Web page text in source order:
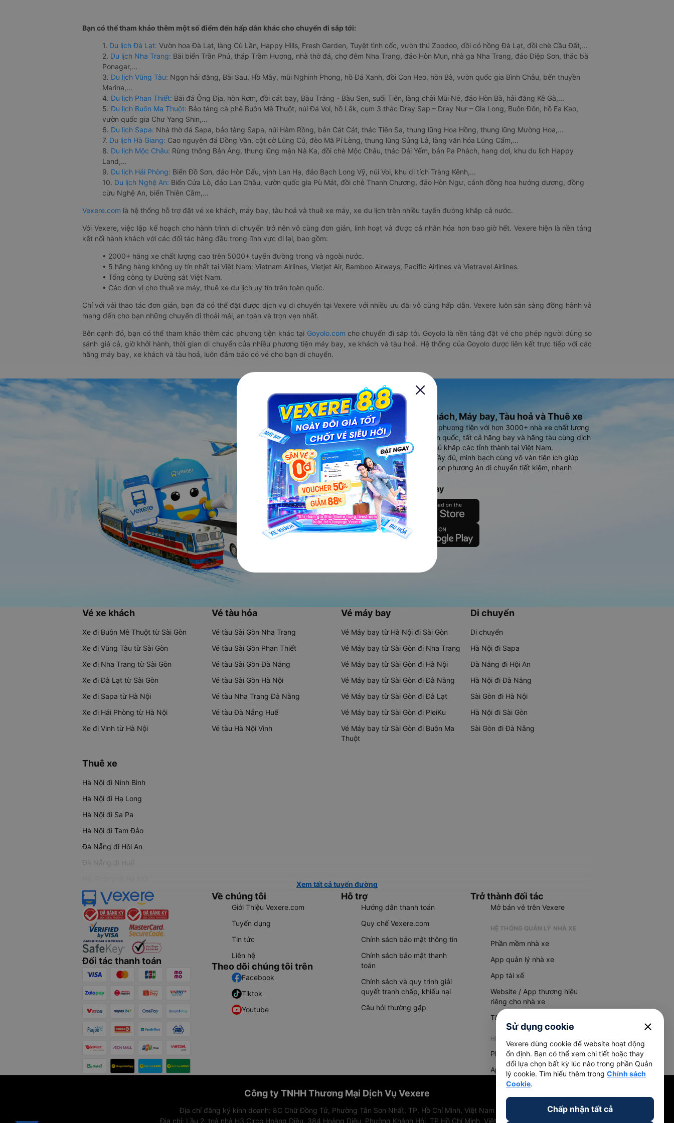
Bạn có thể tham khảo thêm một số điểm đến hấp dẫn khác cho chuyến đi sắp tới:
1. Du lịch Đà Lạt: Vườn hoa Đà Lạt, làng Cù Lần, Happy Hills, Fresh Garden, Tuyệt tình cốc, vườn thú Zoodoo, đồi cỏ hồng Đà Lạt, đồi chè Cầu Đất,...
2. Du lịch Nha Trang: Bãi biển Trần Phú, tháp Trầm Hương, nhà thờ đá, chợ đêm Nha Trang, đảo Hòn Mun, nhà ga Nha Trang, đảo Điệp Sơn, thác bà
Ponagar,...
3. Du lịch Vũng Tàu: Ngọn hải đăng, Bãi Sau, Hồ Mây, mũi Nghinh Phong, hồ Đá Xanh, đồi Con Heo, hòn Bà, vườn quốc gia Bình Châu, bến thuyền
Marina,...
4. Du lịch Phan Thiết: Bãi đá Ông Địa, hòn Rơm, đồi cát bay, Bàu Trắng - Bàu Sen, suối Tiên, làng chài Mũi Né, đảo Hòn Bà, hải đăng Kê Gà,...
5. Du lịch Buôn Ma Thuột: Bảo tàng cà phê Buôn Mê Thuột, núi Đá Voi, hồ Lắk, cụm 3 thác Dray Sap – Dray Nur – Gia Long, Buôn Đôn, hồ Ea Kao,
vườn quốc gia Chư Yang Shin,...
6. Du lịch Sapa: Nhà thờ đá Sapa, bảo tàng Sapa, núi Hàm Rồng, bản Cát Cát, thác Tiên Sa, thung lũng Hoa Hồng, thung lũng Mường Hoa,...
7. Du lịch Hà Giang: Cao nguyên đá Đồng Văn, cột cờ Lũng Cú, đèo Mã Pí Lèng, thung lũng Sủng Là, làng văn hóa Lũng Cẩm,...
8. Du lịch Mộc Châu: Rừng thông Bản Áng, thung lũng mận Nà Ka, đồi chè Mộc Châu, thác Dải Yếm, bản Pa Phách, hang dơi, khu du lịch Happy
Land,...
9. Du lịch Hải Phòng: Biển Đồ Sơn, đảo Hòn Dấu, vịnh Lan Hạ, đảo Bạch Long Vỹ, núi Voi, khu di tích Tràng Kênh,...
10. Du lịch Nghệ An: Biển Cửa Lò, đảo Lan Châu, vườn quốc gia Pù Mát, đồi chè Thanh Chương, đảo Hòn Ngư, cánh đồng hoa hướng dương, đồng
cừu Nghệ An, biển Thiên Cầm,...
Vexere.com là hệ thống hỗ trợ đặt vé xe khách, máy bay, tàu hoả và thuê xe máy, xe du lịch trên nhiều tuyến đường khắp cả nước.
Với Vexere, việc lập kế hoạch cho hành trình di chuyển trở nên vô cùng đơn giản, linh hoạt và được cá nhân hóa hơn bao giờ hết. Vexere hiện là nền tảng
kết nối hành khách với các đối tác hàng đầu trong lĩnh vực đi lại, bao gồm:
• 2000+ hãng xe chất lượng cao trên 5000+ tuyến đường trong và ngoài nước.
• 5 hãng hàng không uy tín nhất tại Việt Nam: Vietnam Airlines, Vietjet Air, Bamboo Airways, Pacific Airlines và Vietravel Airlines.
• Tổng công ty Đường sắt Việt Nam.
• Các đơn vị cho thuê xe máy, thuê xe du lịch uy tín trên toàn quốc.
Chỉ với vài thao tác đơn giản, bạn đã có thể đặt được dịch vụ di chuyển tại Vexere với nhiều ưu đãi vô cùng hấp dẫn. Vexere luôn sẵn sàng đồng hành và
mang đến cho bạn những chuyến đi thoải mái, an toàn và trọn vẹn nhất.
Bên cạnh đó, bạn có thể tham khảo thêm các phương tiện khác tại Goyolo.com cho chuyến đi sắp tới. Goyolo là nền tảng đặt vé cho phép người dùng so
sánh giá cả, giờ khởi hành, thời gian di chuyển của nhiều phương tiện máy bay, xe khách và tàu hoả. Hệ thống của Goyolo được liên kết trực tiếp với các
hãng máy bay, xe khách và tàu hoả, luôn đảm bảo có vé cho bạn di chuyển.
Ứng dụng đặt vé Xe khách, Máy bay, Tàu hoả và Thuê xe
Vexere - ứng dụng đặt vé đa phương tiện với hơn 3000+ nhà xe chất lượng
cao, 5000+ tuyến đường toàn quốc, tất cả hãng bay và hãng tàu cùng dịch
vụ thuê xe máy, xe du lịch phủ khắp các tỉnh thành tại Việt Nam.
Ứng dụng hiển thị thông tin đầy đủ, minh bạch cùng vô vàn tiện ích giúp
người dùng so sánh và lựa chọn phương án di chuyển tiết kiệm, nhanh
chóng và phù hợp nhất.
Tải ứng dụng Vexere ngay
Vé xe khách
Xe đi Buôn Mê Thuột từ Sài Gòn
Xe đi Vũng Tàu từ Sài Gòn
Xe đi Nha Trang từ Sài Gòn
Xe đi Đà Lạt từ Sài Gòn
Xe đi Sapa từ Hà Nội
Xe đi Hải Phòng từ Hà Nội
Xe đi Vinh từ Hà Nội
Vé tàu hỏa
Vé tàu Sài Gòn Nha Trang
Vé tàu Sài Gòn Phan Thiết
Vé tàu Sài Gòn Đà Nẵng
Vé tàu Sài Gòn Hà Nội
Vé tàu Nha Trang Đà Nẵng
Vé tàu Đà Nẵng Huế
Vé tàu Hà Nội Vinh
Vé máy bay
Vé Máy bay từ Hà Nội đi Sài Gòn
Vé Máy bay từ Sài Gòn đi Nha Trang
Vé Máy bay từ Sài Gòn đi Hà Nội
Vé Máy bay từ Sài Gòn đi Đà Nẵng
Vé Máy bay từ Sài Gòn đi Đà Lạt
Vé Máy bay từ Sài Gòn đi PleiKu
Vé Máy bay từ Sài Gòn đi Buôn Ma
Thuột
Di chuyển
Di chuyển
Hà Nội đi Sapa
Đà Nẵng đi Hội An
Hà Nội đi Đà Nẵng
Sài Gòn đi Hà Nội
Hà Nội đi Sài Gòn
Sài Gòn đi Đà Nẵng
Thuê xe
Hà Nội đi Ninh Bình
Hà Nội đi Hạ Long
Hà Nội đi Sa Pa
Hà Nội đi Tam Đảo
Đà Nẵng đi Hội An
Đà Nẵng đi Huế
Xem tất cả tuyến đường
Đối tác thanh toán
Về chúng tôi
Giới Thiệu Vexere.com
Tuyển dụng
Tin tức
Liên hệ
Theo dõi chúng tôi trên
Facebook
Tiktok
Youtube
Hỗ trợ
Hướng dẫn thanh toán
Quy chế Vexere.com
Chính sách bảo mật thông tin
Chính sách bảo mật thanh
toán
Chính sách và quy trình giải
quyết tranh chấp, khiếu nại
Câu hỏi thường gặp
Trở thành đối tác
Mở bán vé trên Vexere
HỆ THỐNG QUẢN LÝ NHÀ XE
Phần mềm nhà xe
App quản lý nhà xe
App tài xế
Website / App thương hiệu
riêng cho nhà xe
Tổng đài AI
HỆ THỐNG QUẢN LÝ HÀNG HOÁ
Phần mềm quản lý hàng hoá
App quản lý hàng hoá
Công ty TNHH Thương Mại Dịch Vụ Vexere
Địa chỉ đăng ký kinh doanh: 8C Chữ Đồng Tử, Phường Tân Sơn Nhất, TP. Hồ Chí Minh, Việt Nam
Địa chỉ: Lầu 2, toà nhà H3 Circo Hoàng Diệu, 384 Hoàng Diệu, Phường Khánh Hội, TP Hồ Chí Minh, Việt Nam
Sử dụng cookie close
Vexere dùng cookie để website hoạt động
ổn định. Bạn có thể xem chi tiết hoặc thay
đổi lựa chọn bất kỳ lúc nào trong phần Quản
lý cookie. Tìm hiểu thêm trong Chính sách
Cookie.
Chấp nhận tất cả